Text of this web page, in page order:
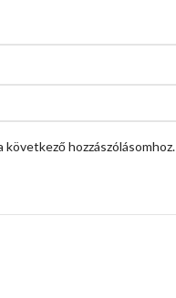
hozzászólásomhoz.